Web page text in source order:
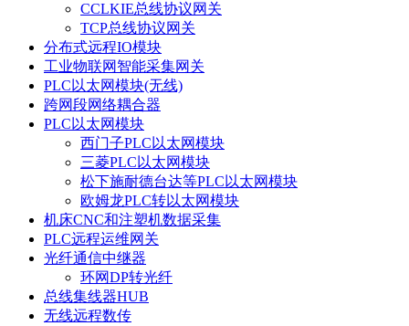
CCLKIE总线协议网关
TCP总线协议网关
分布式远程IO模块
工业物联网智能采集网关
PLC以太网模块(无线)
跨网段网络耦合器
PLC以太网模块
西门子PLC以太网模块
三菱PLC以太网模块
松下施耐德台达等PLC以太网模块
欧姆龙PLC转以太网模块
机床CNC和注塑机数据采集
PLC远程运维网关
光纤通信中继器
环网DP转光纤
总线集线器HUB
无线远程数传